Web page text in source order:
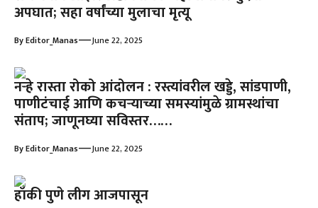
अपघात; सहा वर्षांच्या मुलाचा मृत्यू
ByEditor_Manas—June 22, 2025
नऱ्हे रास्ता रोको आंदोलन : रस्त्यांवरील खड्डे, सांडपाणी,
पाणीटंचाई आणि कचर्‍याच्या समस्यांमुळे ग्रामस्थांचा
संताप; जाणूनघ्या सविस्तर……
ByEditor_Manas—June 22, 2025
हॉकी पुणे लीग आजपासून